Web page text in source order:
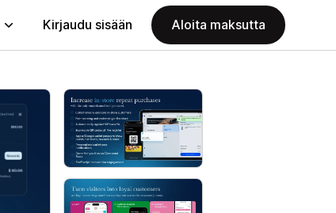
Kirjaudu sisään Aloita maksutta